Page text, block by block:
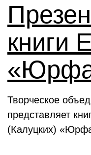
книги
Творческое
представляет
(Калуцких)